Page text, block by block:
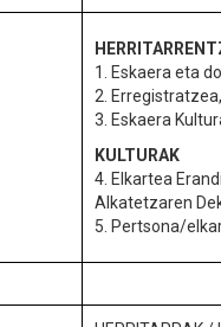
1. Eskaera eta
2.
3. Eskaera
KULTURAK
4. Elkartea
Alkatetzaren
5. Pertsona/